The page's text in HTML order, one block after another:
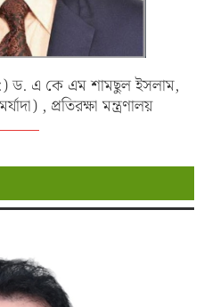
ড. এ কে এম শামছুল ইসলাম,
, প্রতিরক্ষা মন্ত্রণালয়